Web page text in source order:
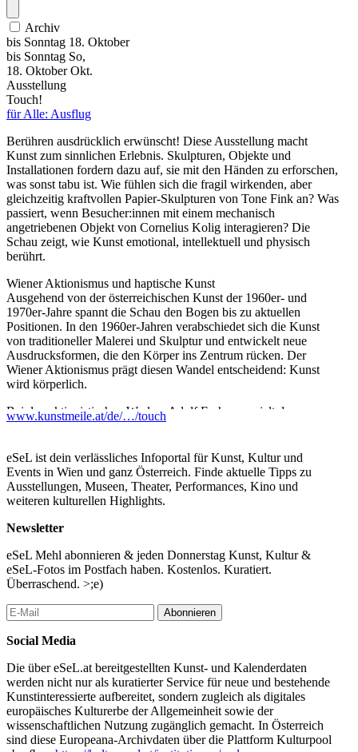
Archiv
bis Sonntag 18. Oktober
bis Sonntag So,
18. Oktober Okt.
Ausstellung
Touch!
für Alle: Ausflug
Berühren ausdrücklich erwünscht! Diese Ausstellung macht
Kunst zum sinnlichen Erlebnis. Skulpturen, Objekte und
Installationen fordern dazu auf, sie mit den Händen zu erforschen,
was sonst tabu ist. Wie fühlen sich die fragil wirkenden, aber
gleichzeitig kraftvollen Papier-Skulpturen von Tone Fink an? Was
passiert, wenn Besucher:innen mit einem mechanisch
angetriebenen Objekt von Cornelius Kolig interagieren? Die
Schau zeigt, wie Kunst emotional, intellektuell und physisch
berührt.
Wiener Aktionismus und haptische Kunst
Ausgehend von der österreichischen Kunst der 1960er- und
1970er-Jahre spannt die Schau den Bogen bis zu aktuellen
Positionen. In den 1960er-Jahren verabschiedet sich die Kunst
von traditioneller Malerei und Skulptur und entwickelt neue
Ausdrucksformen, die den Körper ins Zentrum rücken. Der
Wiener Aktionismus prägt diesen Wandel entscheidend: Kunst
wird körperlich.
Bei den aktionistischen Werken Adolf Frohners spielt der
physische Entstehungsprozess eine zentrale Rolle. Er reißt
körperliche Einsatz des Künstlers wird am Objekt
nachvollziehbar. In seinem Werk „AMVX“ (1963) kombiniert
Frohner Holz, Matratze und Eisen. Er schafft eine Verbindung
zwischen Alltagsobjekten und der künstlerischen Reflexion über
den menschlichen Körper und seine Wahrnehmung.
In den 1960er-Jahren entsteht die sogenannte Tastkunst, bei der
das physische Erleben von Kunstwerken durch den Tastsinn und
die direkte Interaktion im Mittelpunkt stehen. Ein bedeutender
die Grenzen zwischen taktiler Wahrnehmung und mechanischer
Bewegung. Das Berühren beweglicher Teile – etwa rasant
rotierender Elemente – löst unmittelbare körperliche Reize aus.
Dimension.
Tapp- und Tastkino
Im Kontext des Feminismus sind VALIE EXPORTS Aktionen
der 1960er-Jahre wegweisend. Mit ihrem ikonischen Tapp- und
Tastkino reflektiert sie die Wahrnehmung des weiblichen Körpers.
www.kunstmeile.at/de/…/touch
eSeL ist dein verlässliches Infoportal für Kunst, Kultur und
Events in Wien und ganz Österreich. Finde aktuelle Tipps zu
Ausstellungen, Museen, Theater, Performances, Kino und
weiteren kulturellen Highlights.
Newsletter
eSeL Mehl abonnieren & jeden Donnerstag Kunst, Kultur &
eSeL-Fotos im Postfach haben. Kostenlos. Kuratiert.
Überraschend. >;e)
Abonnieren
Social Media
Die über eSeL.at bereitgestellten Kunst- und Kalenderdaten
werden nicht nur als kuratierter Service für neue und bestehende
Kunstinteressierte aufbereitet, sondern zugleich als digitales
europäisches Kulturerbe der Allgemeinheit sowie der
wissenschaftlichen Nutzung zugänglich gemacht. In Österreich
sind diese Europeana-Archivdaten über die Plattform Kulturpool